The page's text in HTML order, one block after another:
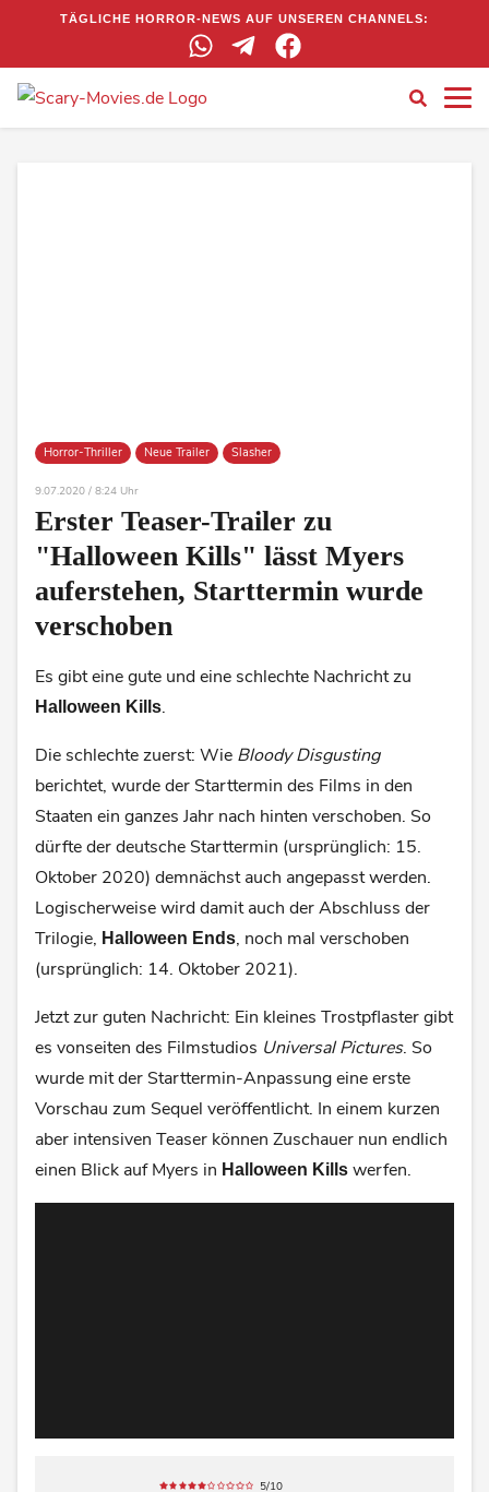
TÄGLICHE HORROR-NEWS AUF UNSEREN CHANNELS:
Horror-Thriller Neue Trailer Slasher
9.07.2020 / 8:24 Uhr
Erster Teaser-Trailer zu
"Halloween Kills" lässt Myers
auferstehen, Starttermin wurde
verschoben
Es gibt eine gute und eine schlechte Nachricht zu
Halloween Kills.
Die schlechte zuerst: Wie Bloody Disgusting
berichtet, wurde der Starttermin des Films in den
Staaten ein ganzes Jahr nach hinten verschoben. So
dürfte der deutsche Starttermin (ursprünglich: 15.
Oktober 2020) demnächst auch angepasst werden.
Logischerweise wird damit auch der Abschluss der
Trilogie, Halloween Ends, noch mal verschoben
(ursprünglich: 14. Oktober 2021).
Jetzt zur guten Nachricht: Ein kleines Trostpflaster gibt
es vonseiten des Filmstudios Universal Pictures. So
wurde mit der Starttermin-Anpassung eine erste
Vorschau zum Sequel veröffentlicht. In einem kurzen
aber intensiven Teaser können Zuschauer nun endlich
einen Blick auf Myers in Halloween Kills werfen.
5/10